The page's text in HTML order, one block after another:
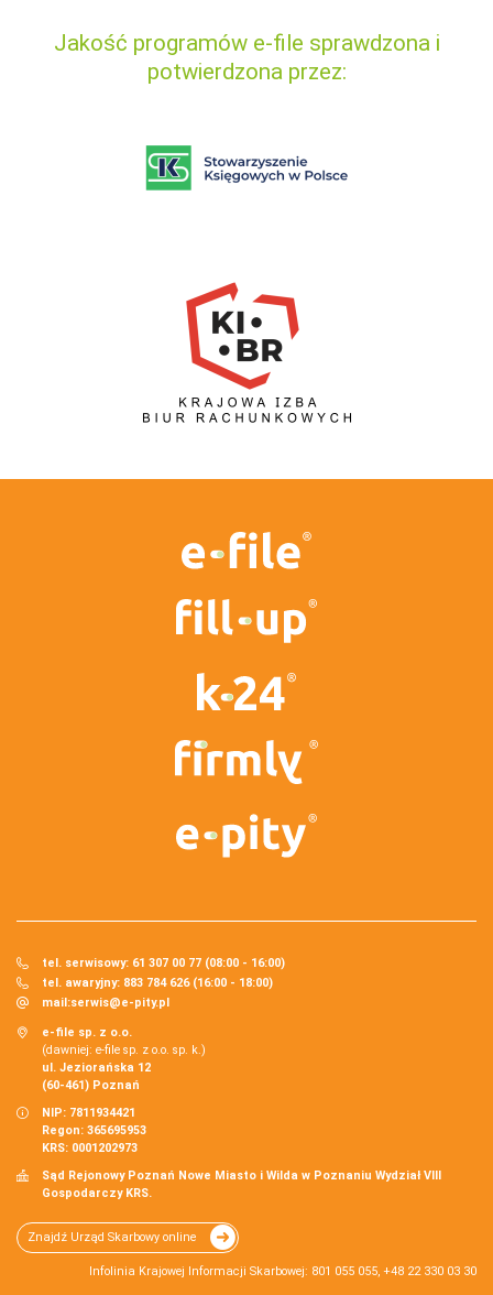
Jakość programów e-file sprawdzona i
potwierdzona przez:
tel. serwisowy: 61 307 00 77 (08:00 - 16:00)
tel. awaryjny: 883 784 626 (16:00 - 18:00)
mail:serwis@e-pity.pl
e-file sp. z o.o.
(dawniej: e-file sp. z o.o. sp. k.)
ul. Jeziorańska 12
(60-461) Poznań
NIP: 7811934421
Regon: 365695953
KRS: 0001202973
Sąd Rejonowy Poznań Nowe Miasto i Wilda w Poznaniu Wydział VIII
Gospodarczy KRS.
Znajdź Urząd Skarbowy online
Infolinia Krajowej Informacji Skarbowej: 801 055 055, +48 22 330 03 30